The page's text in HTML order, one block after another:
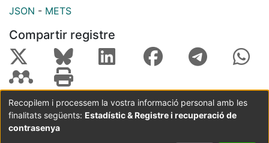
JSON - METS
Compartir registre
Coordinació:CRAI UB Avís legal
Metadades
subjectes a:
Recopilem i processem la vostra informació personal amb les
finalitats següents: Estadístic & Registre i recuperació de
contrasenya